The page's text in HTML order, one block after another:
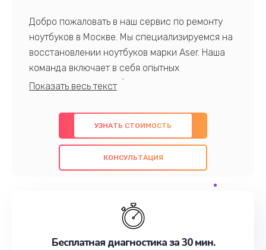
Добро пожаловать в наш сервис по ремонту
ноутбуков в Москве. Мы специализируемся на
восстановлении ноутбуков марки Aser. Наша
команда включает в себя опытных
профессионалов с обширными знаниями и
предлагаем быстрый и качественный ремонт с
использованием оригинальных компонентов, а
также гарантируем качество всех
проведенных работ. Наша цель - предоставить
наилучшим образом. Не медлите записаться на
УЗНАТЬ СТОИМОСТЬ
КОНСУЛЬТАЦИЯ
Бесплатная диагностика за 30 мин.